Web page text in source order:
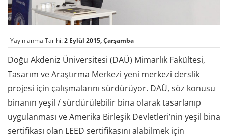
Yayınlanma Tarihi:2 Eylül 2015, Çarşamba
Doğu Akdeniz Üniversitesi (DAÜ) Mimarlık Fakültesi,
Tasarım ve Araştırma Merkezi yeni merkezi derslik
projesi için çalışmalarını sürdürüyor. DAÜ, söz konusu
binanın yeşil / sürdürülebilir bina olarak tasarlanıp
uygulanması ve Amerika Birleşik Devletleri’nin yeşil bina
sertifikası olan LEED sertifikasını alabilmek için